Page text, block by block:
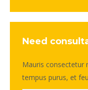
Need
Mauris consectetur
tempus purus, et